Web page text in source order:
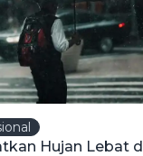
Hujan Lebat